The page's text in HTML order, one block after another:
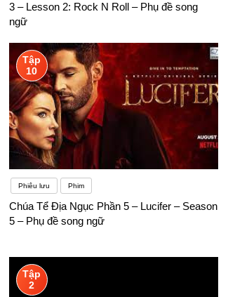
3 – Lesson 2: Rock N Roll – Phụ đề song
ngữ
Tập
10
Phiêu lưu Phim
Chúa Tể Địa Ngục Phần 5 – Lucifer – Season
5 – Phụ đề song ngữ
Tập
2